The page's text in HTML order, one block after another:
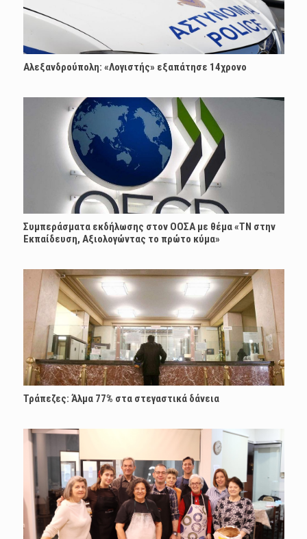
Αλεξανδρούπολη: «Λογιστής» εξαπάτησε 14χρονο
Συμπεράσματα εκδήλωσης στον ΟΟΣΑ με θέμα «ΤΝ στην
Εκπαίδευση, Αξιολογώντας το πρώτο κύμα»
Τράπεζες: Άλμα 77% στα στεγαστικά δάνεια